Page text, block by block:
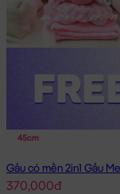
45cm
370,000đ